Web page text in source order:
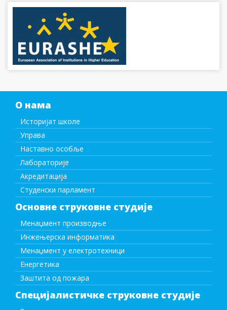
О нама
Историјат школе
Управа
Наставно особље
Лабораторије
Акредитација
Студенски парламент
Основне струковне студије
Менаџмент производње
Инжењерска информатика
Менаџмент у електротехници
Енергетика
Заштита од пожара
Специјалистичке струковне студије